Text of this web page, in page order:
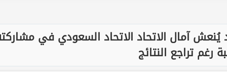
آمال الاتحاد الاتحاد السعودي في
رغم تراجع النتائج